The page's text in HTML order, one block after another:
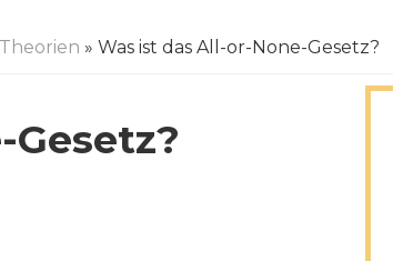
Theorien » Was ist das All-or-None-Gesetz?